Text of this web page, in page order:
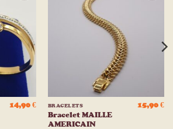
liste
d’envies
14,90€ BRACELETS
Bracelet MAILLE
AMERICAIN
15,90€